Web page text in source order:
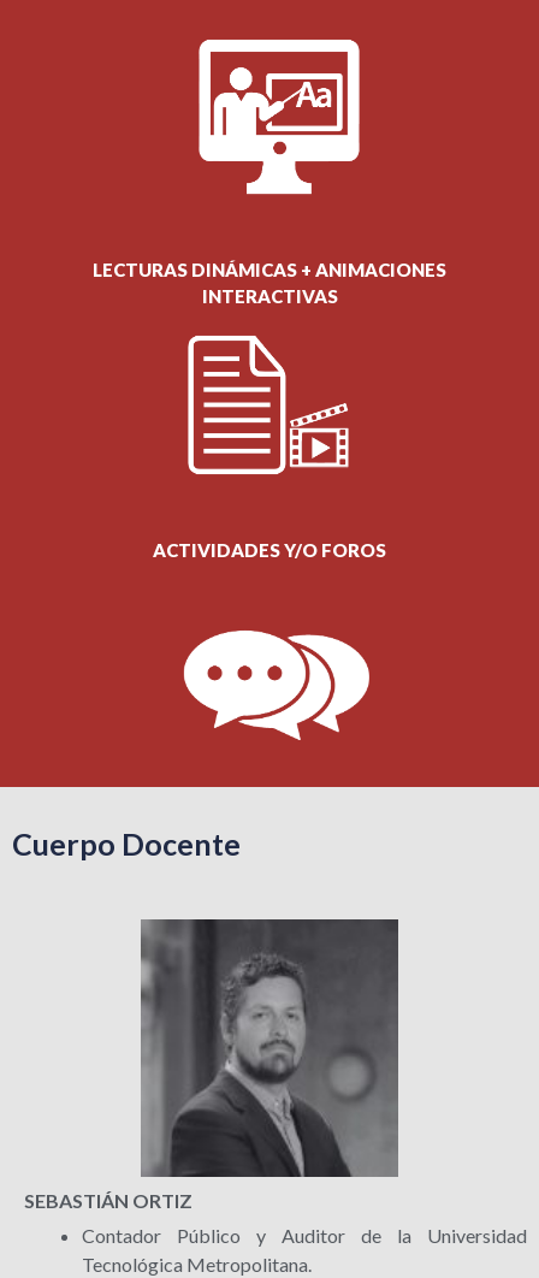
LECTURAS DINÁMICAS + ANIMACIONES
INTERACTIVAS
ACTIVIDADES Y/O FOROS
Cuerpo Docente
SEBASTIÁN ORTIZ
Contador Público y Auditor de la Universidad
Tecnológica Metropolitana.